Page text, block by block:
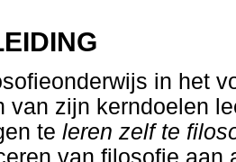
in het
van zijn kerndoelen
te leren zelf te
van filosofie aan